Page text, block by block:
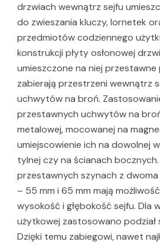
drzwiach wewnątrz sejfu
do zwieszania kluczy, lornetek
przedmiotów codziennego
konstrukcji płyty osłonowej
umieszczone na niej przestawne
zabierają przestrzeni wewnątrz
uchwytów na broń.
przestawnych uchwytów na
metalowej, mocowanej na
umiejscowienie ich na dowolnej
tylnej czy na ścianach
przestawnych szynach z
– 55 mm i 65 mm mają
wysokość i głębokość sejfu. Dla
użytkowej zastosowano podział
Dzięki temu zabiegowi, nawet